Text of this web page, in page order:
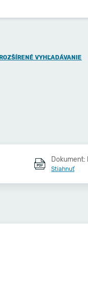
ROZŠÍRENÉ VYHĽADÁVANIE
Dokument:
Stiahnuť